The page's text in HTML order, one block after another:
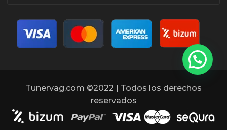
Tunervag.com ©2022 | Todos los derechos
reservados